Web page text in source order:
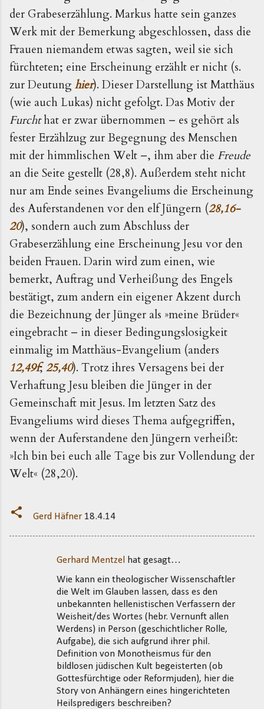
der Grabeserzählung. Markus hatte sein ganzes
Werk mit der Bemerkung abgeschlossen, dass die
Frauen niemandem etwas sagten, weil sie sich
fürchteten; eine Erscheinung erzählt er nicht (s.
zur Deutunghier). Dieser Darstellung ist Matthäus
(wie auch Lukas) nicht gefolgt. Das Motiv der
Furchthat er zwar übernommen – es gehört als
fester Erzählzug zur Begegnung des Menschen
mit der himmlischen Welt –, ihm aber die Freude
an die Seite gestellt (28,8). Außerdem steht nicht
nur am Ende seines Evangeliums die Erscheinung
des Auferstandenen vor den elf Jüngern (28,16-
20), sondern auch zum Abschluss der
Grabeserzählung eine Erscheinung Jesu vor den
beiden Frauen. Darin wird zum einen, wie
bemerkt, Auftrag und Verheißung des Engels
bestätigt, zum andern ein eigener Akzent durch
die Bezeichnung der Jünger als »meine Brüder«
eingebracht – in dieser Bedingungslosigkeit
einmalig im Matthäus-Evangelium (anders
12,49f;25,40). Trotz ihres Versagens bei der
Verhaftung Jesu bleiben die Jünger in der
Gemeinschaft mit Jesus. Im letzten Satz des
Evangeliums wird dieses Thema aufgegriffen,
wenn der Auferstandene den Jüngern verheißt:
»Ich bin bei euch alle Tage bis zur Vollendung der
Welt« (28,20).
Gerd Häfner 18.4.14
Gerhard Mentzel
hat gesagt…
Wie kann ein theologischer Wissenschaftler
die Welt im Glauben lassen, dass es den
unbekannten hellenistischen Verfassern der
Weisheit/des Wortes (hebr. Vernunft allen
Werdens) in Person (geschichtlicher Rolle,
Aufgabe), die sich aufgrund ihrer phil.
Definition von Monotheismus für den
bildlosen jüdischen Kult begeisterten (ob
Gottesfürchtige oder Reformjuden), hier die
Story von Anhängern eines hingerichteten
Heilspredigers beschreiben?